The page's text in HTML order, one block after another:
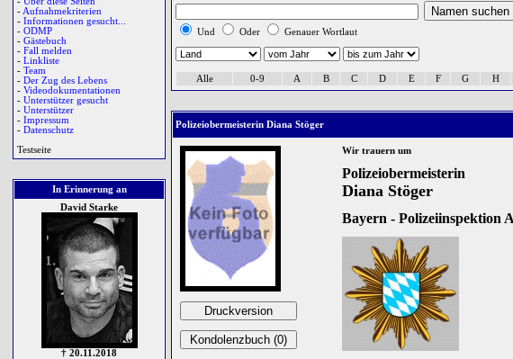
- Aufnahmekriterien
- Informationen gesucht...
- ODMP
- Gästebuch
- Fall melden
- Linkliste
- Team
- Der Zug des Lebens
- Videodokumentationen
- Unterstützer gesucht
- Unterstützer
- Impressum
- Datenschutz
Testseite
In Erinnerung an
David Starke
† 20.11.2018
Und Oder Genauer Wortlaut
Alle 0-9 A B C D E F G H
Polizeiobermeisterin Diana Stöger
Wir trauern um
Polizeiobermeisterin
Diana Stöger
Bayern - Polizeiinspektion